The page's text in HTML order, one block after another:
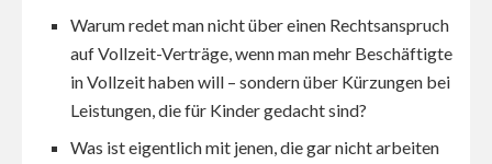
Warum redet man nicht über einen Rechtsanspruch
auf Vollzeit-Verträge, wenn man mehr Beschäftigte
in Vollzeit haben will – sondern über Kürzungen bei
Leistungen, die für Kinder gedacht sind?
Was ist eigentlich mit jenen, die gar nicht arbeiten